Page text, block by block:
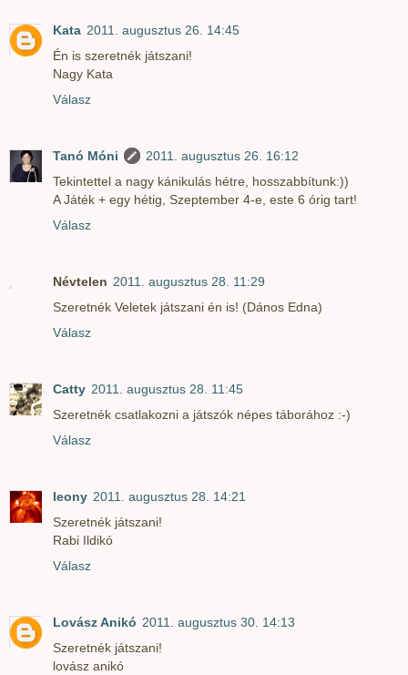
Kata 2011. augusztus 26. 14:45
Én is szeretnék játszani!
Nagy Kata
Válasz
Tanó Móni
2011. augusztus 26. 16:12
Tekintettel a nagy kánikulás hétre, hosszabbítunk:))
A Játék + egy hétig, Szeptember 4-e, este 6 órig tart!
Válasz
Névtelen 2011. augusztus 28. 11:29
Szeretnék Veletek játszani én is! (Dános Edna)
Válasz
Catty 2011. augusztus 28. 11:45
Szeretnék csatlakozni a játszók népes táborához :-)
Válasz
leony 2011. augusztus 28. 14:21
Szeretnék játszani!
Rabi Ildikó
Válasz
Lovász Anikó 2011. augusztus 30. 14:13
Szeretnék játszani!
lovász anikó